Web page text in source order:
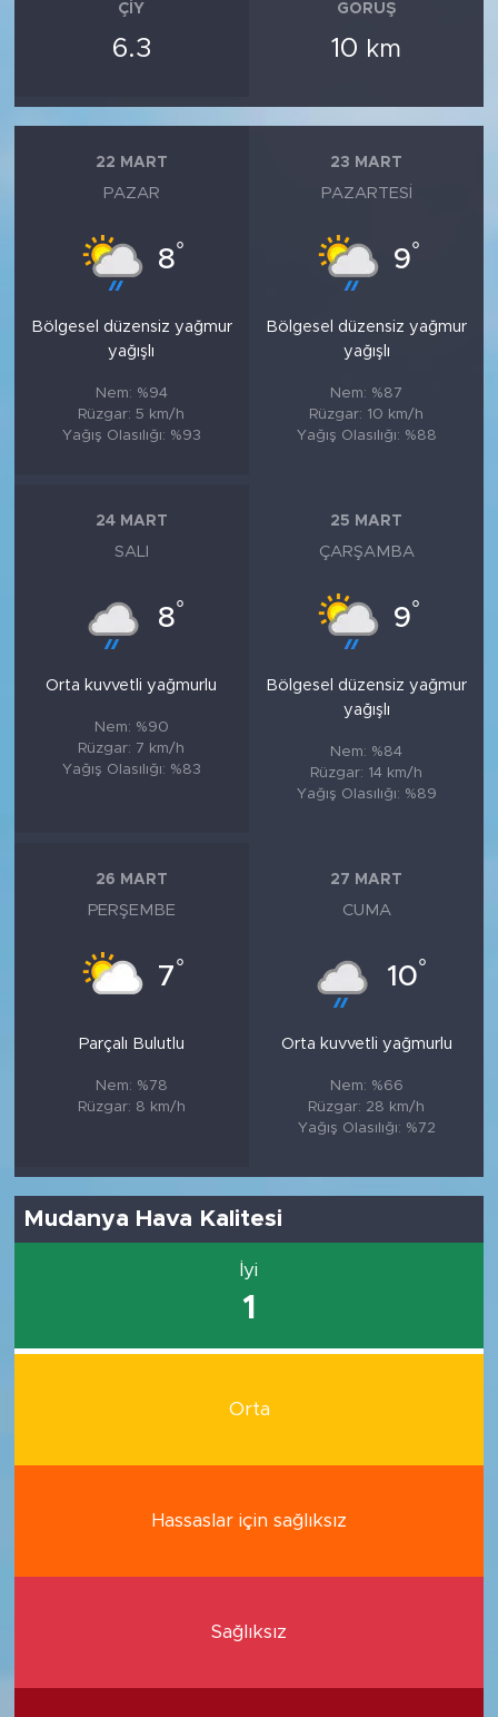
ÇIY
6.3
GÖRÜŞ
10 km
22 MART
PAZAR
8°
Bölgesel düzensiz yağmur
yağışlı
Nem: %94
Rüzgar: 5 km/h
Yağış Olasılığı: %93
23 MART
PAZARTESI
9°
Bölgesel düzensiz yağmur
yağışlı
Nem: %87
Rüzgar: 10 km/h
Yağış Olasılığı: %88
24 MART
SALI
8°
Orta kuvvetli yağmurlu
Nem: %90
Rüzgar: 7 km/h
Yağış Olasılığı: %83
25 MART
ÇARŞAMBA
9°
Bölgesel düzensiz yağmur
yağışlı
Nem: %84
Rüzgar: 14 km/h
Yağış Olasılığı: %89
26 MART
PERŞEMBE
7°
Parçalı Bulutlu
Nem: %78
Rüzgar: 8 km/h
27 MART
CUMA
10°
Orta kuvvetli yağmurlu
Nem: %66
Rüzgar: 28 km/h
Yağış Olasılığı: %72
Mudanya Hava Kalitesi
İyi
1
Orta
Hassaslar için sağlıksız
Sağlıksız